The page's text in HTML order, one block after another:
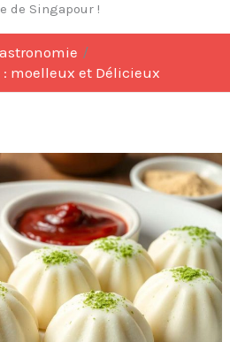
de Singapour !
moelleux et Délicieux